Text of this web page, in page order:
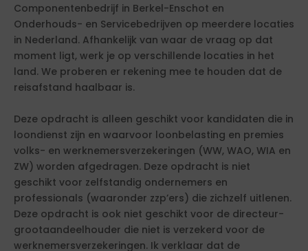
Componentenbedrijf in Berkel-Enschot en
Onderhouds- en Servicebedrijven op meerdere locaties
in Nederland. Afhankelijk van waar de vraag op dat
moment ligt, werk je op verschillende locaties in het
land. We proberen er rekening mee te houden dat de
reisafstand haalbaar is.
Deze opdracht is alleen geschikt voor kandidaten die in
loondienst zijn en waarvoor loonbelasting en premies
volks- en werknemersverzekeringen (WW, WAO, WIA en
ZW) worden afgedragen. Deze opdracht is niet
geschikt voor zelfstandig ondernemers en
professionals (waaronder zzp’ers) die zichzelf uitlenen.
Deze opdracht is ook niet geschikt voor de directeur-
grootaandeelhouder die niet is verzekerd voor de
werknemersverzekeringen. Ik verklaar dat de